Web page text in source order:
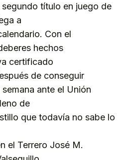
segundo título en juego de
a
Con el
hechos
certificado
de conseguir
ante el Unión
de
que todavía no sabe lo
el Terrero José M.